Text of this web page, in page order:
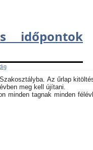
időpontok
Az űrlap
meg kell újítani.
minden tagnak minden